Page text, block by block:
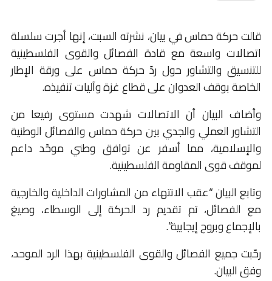
قالت حركة حماس في بيان، نشرته السبت، إنها أجرت سلسلة
اتصالات واسعة مع قادة الفصائل والقوى الفلسطينية
للتنسيق والتشاور حول ردّ حركة حماس على ورقة الإطار
الخاصة بوقف العدوان على قطاع غزة وآليات تنفيذه.
وأضاف البيان أن الاتصالات شهدت مستوى رفيعا من
التشاور العملي والجدي بين حركة حماس والفصائل الوطنية
والإسلامية، مما أسفر عن توافق وطني موحّد داعم
لموقف قوى المقاومة الفلسطينية.
وتابع البيان “عقب الانتهاء من المشاورات الداخلية والخارجية
مع الفصائل، تم تقديم رد الحركة إلى الوسطاء، وصيغ
بالإجماع وبروح إيجابية”.
رحّبت جميع الفصائل والقوى الفلسطينية بهذا الرد الموحد،
وفق البيان.